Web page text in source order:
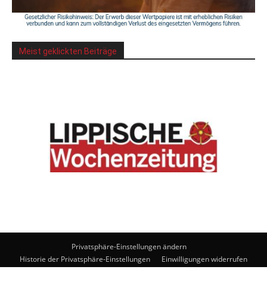
Meist geklickten Beiträge
Privatsphäre-Einstellungen ändern
Historie der Privatsphäre-Einstellungen
Einwilligungen widerrufen